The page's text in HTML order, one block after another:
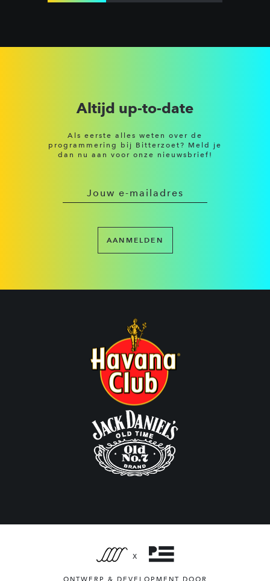
Altijd up-to-date
Als eerste alles weten over de
programmering bij Bitterzoet? Meld je
dan nu aan voor onze nieuwsbrief!
AANMELDEN
X